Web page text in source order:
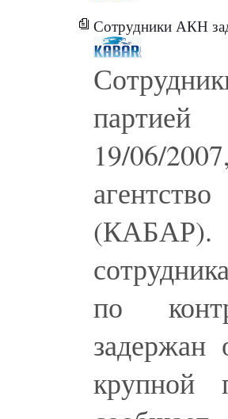
Сотрудники АКН
19/06/
(КАБАР).
по
задержан
крупной